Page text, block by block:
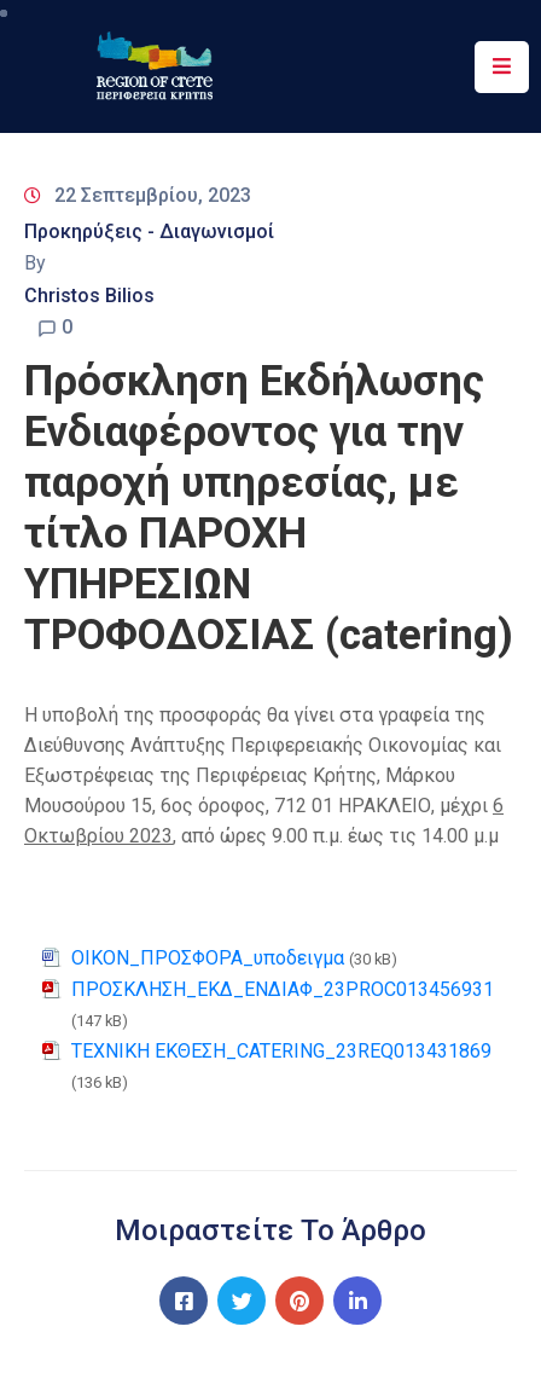
Περιφέρεια
&
Δράσεις
Ψηφιακές
Υπηρεσίες
Επικοινωνία
22 Σεπτεμβρίου, 2023
Προκηρύξεις - Διαγωνισμοί
By
Christos Bilios
0
Πρόσκληση Εκδήλωσης
Ενδιαφέροντος για την
παροχή υπηρεσίας, με
τίτλο ΠΑΡΟΧΗ
ΥΠΗΡΕΣΙΩΝ
ΤΡΟΦΟΔΟΣΙΑΣ (catering)
Η υποβολή της προσφοράς θα γίνει στα γραφεία της
Διεύθυνσης Ανάπτυξης Περιφερειακής Οικονομίας και
Εξωστρέφειας της Περιφέρειας Κρήτης, Μάρκου
Μουσούρου 15, 6ος όροφος, 712 01 ΗΡΑΚΛΕΙΟ, μέχρι 6
Οκτωβρίου 2023, από ώρες 9.00 π.μ. έως τις 14.00 μ.μ
ΟΙΚΟΝ_ΠΡΟΣΦΟΡΑ_υποδειγμα (30 kB)
ΠΡΟΣΚΛΗΣΗ_ΕΚΔ_ΕΝΔΙΑΦ_23PROC013456931
(147 kB)
ΤΕΧΝΙΚΗ ΕΚΘΕΣΗ_CATERING_23REQ013431869
(136 kB)
Μοιραστείτε Το Άρθρο